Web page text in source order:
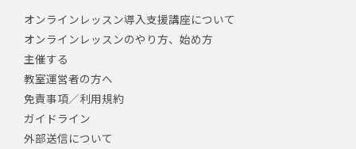
オンラインレッスン導入支援講座について
オンラインレッスンのやり方、始め方
主催する
教室運営者の方へ
免責事項／利用規約
ガイドライン
外部送信について